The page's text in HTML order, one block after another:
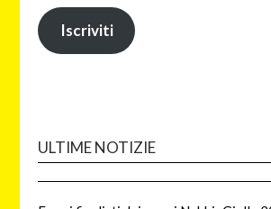
Iscriviti
ULTIME NOTIZIE